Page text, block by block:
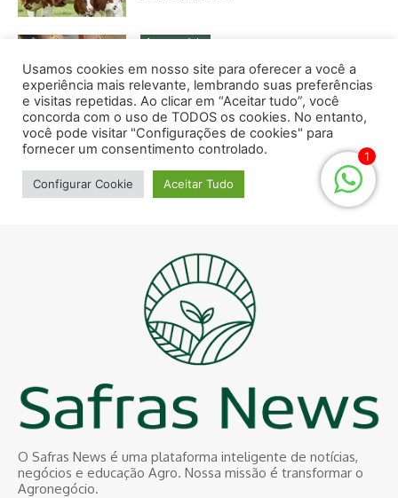
O Safras News é uma plataforma inteligente de notícias,
negócios e educação Agro. Nossa missão é transformar o
Agronegócio.